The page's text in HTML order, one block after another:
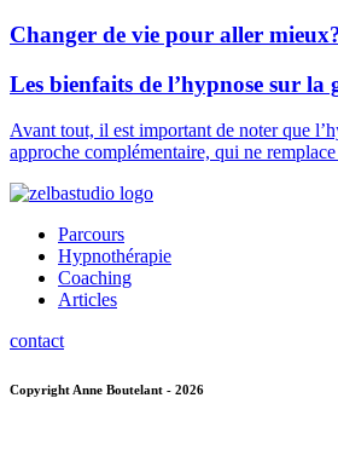
Changer de vie pour aller
Les bienfaits de l’hypnose sur la
Avant tout, il est important de noter que
approche complémentaire, qui ne
Parcours
Hypnothérapie
Coaching
Articles
contact
Copyright Anne Boutelant - 2026